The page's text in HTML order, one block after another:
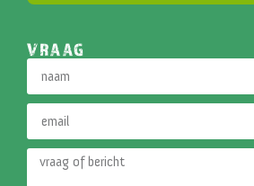
VRAAG